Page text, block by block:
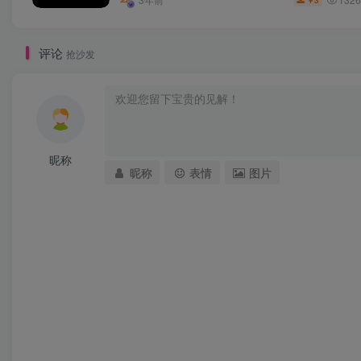
评论 抢沙发
昵称
昵称
表情 图片